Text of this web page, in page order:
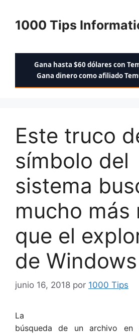
contenido
1000 Tips
Gana hasta $60 dólares con
Gana dinero como afiliado
Este truco
símbolo del
sistema
mucho más
que el
de Windows
junio 16, 2018 por 1000 Tips
La
búsqueda de un archivo en